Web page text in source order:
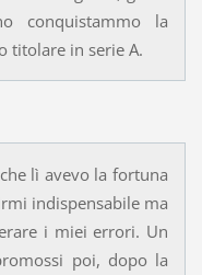
conquistammo la
titolare in serie A.
lì avevo la fortuna
indispensabile ma
i miei errori. Un
poi, dopo la